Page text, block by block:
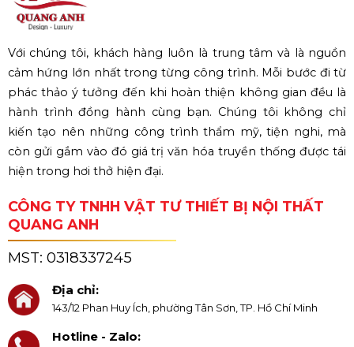
Với chúng tôi, khách hàng luôn là trung tâm và là nguồn
cảm hứng lớn nhất trong từng công trình. Mỗi bước đi từ
phác thảo ý tưởng đến khi hoàn thiện không gian đều là
hành trình đồng hành cùng bạn. Chúng tôi không chỉ
kiến tạo nên những công trình thẩm mỹ, tiện nghi, mà
còn gửi gắm vào đó giá trị văn hóa truyền thống được tái
hiện trong hơi thở hiện đại.
CÔNG TY TNHH VẬT TƯ THIẾT BỊ NỘI THẤT
QUANG ANH
MST: 0318337245
Địa chỉ:
143/12 Phan Huy Ích, phường Tân Sơn, TP. Hồ Chí Minh
Hotline - Zalo: